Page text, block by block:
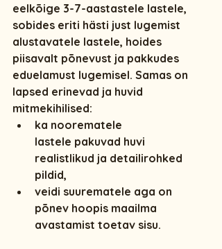
eelkõige 3-7-aastastele lastele,
sobides eriti hästi just lugemist
alustavatele lastele, hoides
piisavalt põnevust ja pakkudes
eduelamust lugemisel. Samas on
lapsed erinevad ja huvid
mitmekihilised:
ka noorematele
lastele pakuvad huvi
realistlikud ja detailirohked
pildid,
veidi suurematele aga on
põnev hoopis maailma
avastamist toetav sisu.